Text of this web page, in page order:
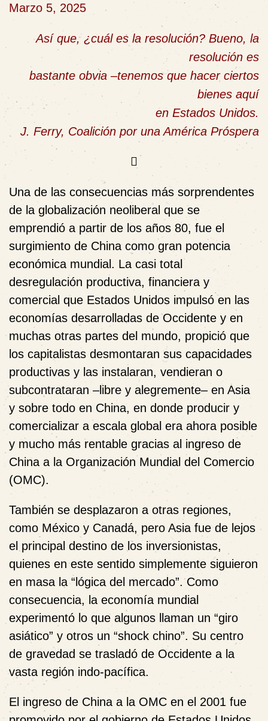
Marzo 5, 2025
Así que, ¿cuál es la resolución? Bueno, la
resolución es
bastante obvia –tenemos que hacer ciertos
bienes aquí
en Estados Unidos.
J. Ferry, Coalición por una América Próspera

Una de las consecuencias más sorprendentes
de la globalización neoliberal que se
emprendió a partir de los años 80, fue el
surgimiento de China como gran potencia
económica mundial. La casi total
desregulación productiva, financiera y
comercial que Estados Unidos impulsó en las
economías desarrolladas de Occidente y en
muchas otras partes del mundo, propició que
los capitalistas desmontaran sus capacidades
productivas y las instalaran, vendieran o
subcontrataran –libre y alegremente– en Asia
y sobre todo en China, en donde producir y
comercializar a escala global era ahora posible
y mucho más rentable gracias al ingreso de
China a la Organización Mundial del Comercio
(OMC).
También se desplazaron a otras regiones,
como México y Canadá, pero Asia fue de lejos
el principal destino de los inversionistas,
quienes en este sentido simplemente siguieron
en masa la “lógica del mercado”. Como
consecuencia, la economía mundial
experimentó lo que algunos llaman un “giro
asiático” y otros un “shock chino”. Su centro
de gravedad se trasladó de Occidente a la
vasta región indo-pacífica.
El ingreso de China a la OMC en el 2001 fue